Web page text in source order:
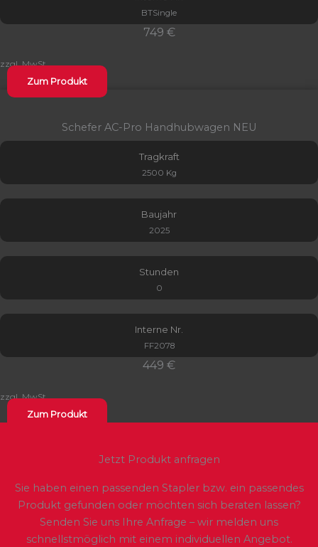
BTSingle
749 €
zzgl. MwSt.
Zum Produkt
Schefer AC-Pro Handhubwagen NEU
Tragkraft
2500 Kg
Baujahr
2025
Stunden
0
Interne Nr.
FF2078
449 €
zzgl. MwSt.
Zum Produkt
Jetzt Produkt anfragen
Sie haben einen passenden Stapler bzw. ein passendes
Produkt gefunden oder möchten sich beraten lassen?
Senden Sie uns Ihre Anfrage – wir melden uns
schnellstmöglich mit einem individuellen Angebot.